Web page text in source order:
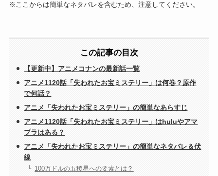
※ここからは簡単なネタバレを含むため、注意してください。
この記事の目次
【更新中】アニメコナンの最新話一覧
アニメ1120話「失われたお宝ミステリー」は何巻？原作
で何話？
アニメ「失われたお宝ミステリー」の簡単なあらすじ
アニメ1120話「失われたお宝ミステリー」はhuluやアマ
プラはある？
アニメ「失われたお宝ミステリー」の簡単なネタバレ＆伏
線
100万ドルの五稜星への要素とは？